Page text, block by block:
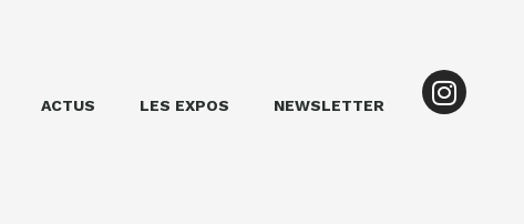
ACTUS LES EXPOS NEWSLETTER